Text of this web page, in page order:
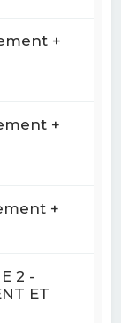
+
+
+
2 -
ET